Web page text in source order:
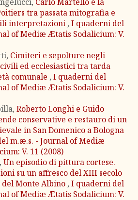
tra passata mitografia e
interpretazioni , I quaderni del
of Mediæ Ætatis Sodalicium: V.
Cimiteri e sepolture negli
ed ecclesiastici tra tarda
comunale , I quaderni del
of Mediæ Ætatis Sodalicium: V.
Roberto Longhi e Guido
conservative e restauro di un
in San Domenico a Bologna
m.æ.s. - Journal of Mediæ
V. 11 (2008)
Un episodio di pittura cortese.
su un affresco del XIII secolo
del Monte Albino , I quaderni del
of Mediæ Ætatis Sodalicium: V.